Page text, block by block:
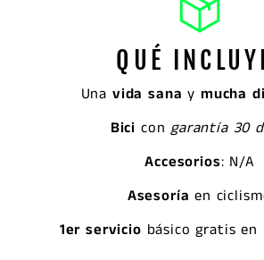
QUÉ
Una vida sana y mucha
Bici con garantía 30
Accesorios: N/A
Asesoría en
1er servicio básico gratis en